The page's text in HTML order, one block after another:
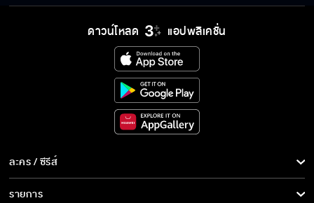
ดาวน์โหลด แอปพลิเคชั่น
ละคร / ซีรีส์
ละคร/ซีรีส์
รายการ